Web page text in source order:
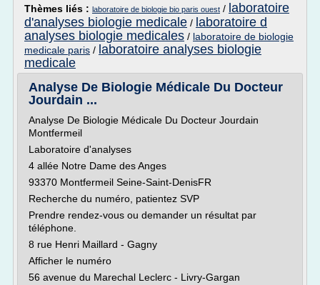
Thèmes liés : laboratoire de biologie bio paris ouest / laboratoire
d'analyses biologie medicale / laboratoire d
analyses biologie medicales / laboratoire de biologie
medicale paris / laboratoire analyses biologie
medicale
Analyse De Biologie Médicale Du Docteur
Jourdain ...
Analyse De Biologie Médicale Du Docteur Jourdain
Montfermeil
Laboratoire d'analyses
4 allée Notre Dame des Anges
93370 Montfermeil Seine-Saint-DenisFR
Recherche du numéro, patientez SVP
Prendre rendez-vous ou demander un résultat par
téléphone.
8 rue Henri Maillard - Gagny
Afficher le numéro
56 avenue du Marechal Leclerc - Livry-Gargan